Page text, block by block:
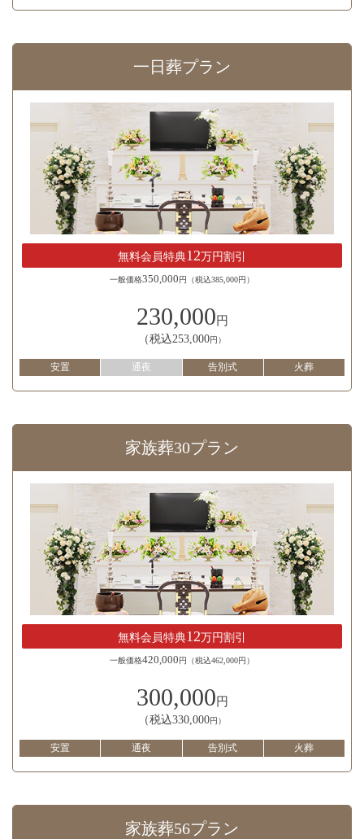
一日葬プラン
無料会員特典12万円割引
一般価格350,000円（税込385,000円）
230,000円
（税込253,000円）
安置 通夜 告別式 火葬
家族葬30プラン
無料会員特典12万円割引
一般価格420,000円（税込462,000円）
300,000円
（税込330,000円）
安置 通夜 告別式 火葬
家族葬56プラン